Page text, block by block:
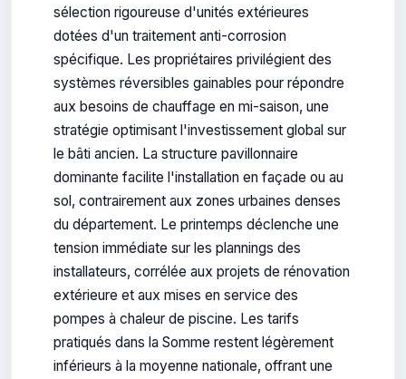
sélection rigoureuse d'unités extérieures
dotées d'un traitement anti-corrosion
spécifique. Les propriétaires privilégient des
systèmes réversibles gainables pour répondre
aux besoins de chauffage en mi-saison, une
stratégie optimisant l'investissement global sur
le bâti ancien. La structure pavillonnaire
dominante facilite l'installation en façade ou au
sol, contrairement aux zones urbaines denses
du département. Le printemps déclenche une
tension immédiate sur les plannings des
installateurs, corrélée aux projets de rénovation
extérieure et aux mises en service des
pompes à chaleur de piscine. Les tarifs
pratiqués dans la Somme restent légèrement
inférieurs à la moyenne nationale, offrant une